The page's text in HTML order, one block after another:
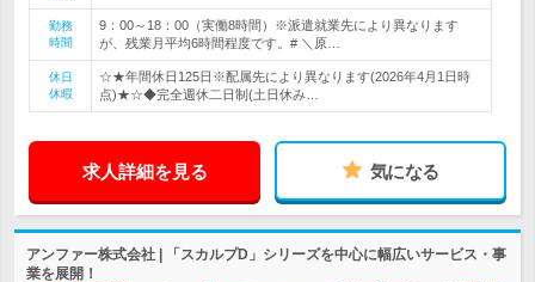
勤務
時間
9：00～18：00（実働8時間）※派遣就業先により異なります
が、残業月平均6時間程度です。# ＼原…
休日
休暇
☆★年間休日125日※配属先により異なります(2026年4月1日時
点)★☆◆完全週休二日制(土日休み…
求人詳細を見る 気になる
アンファー株式会社 | 「スカルプD」シリーズを中心に幅広いサービス・事
業を展開！